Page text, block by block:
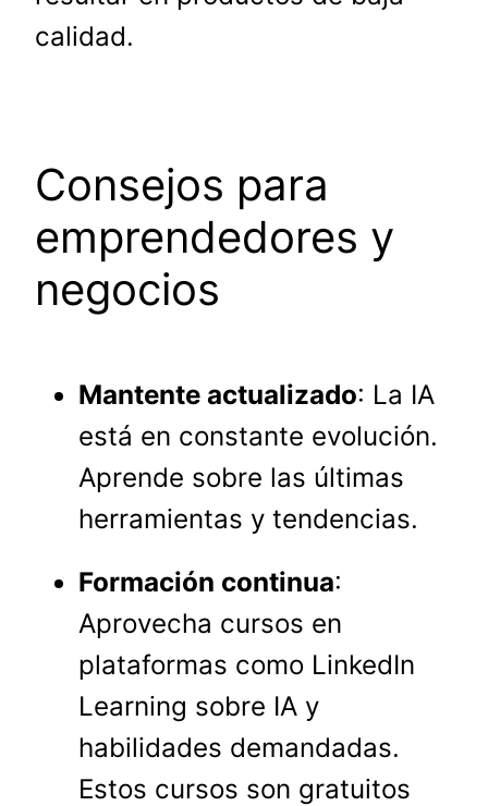
calidad.
Consejos para
emprendedores y
negocios
Mantente actualizado: La IA
está en constante evolución.
Aprende sobre las últimas
herramientas y tendencias.
Formación continua:
Aprovecha cursos en
plataformas como LinkedIn
Learning sobre IA y
habilidades demandadas.
Estos cursos son gratuitos